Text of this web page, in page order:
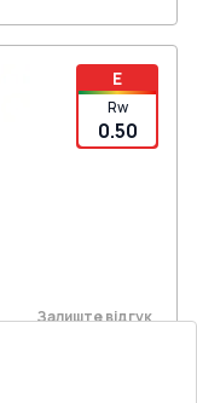
E
Rw
0.50
Залиште відгук